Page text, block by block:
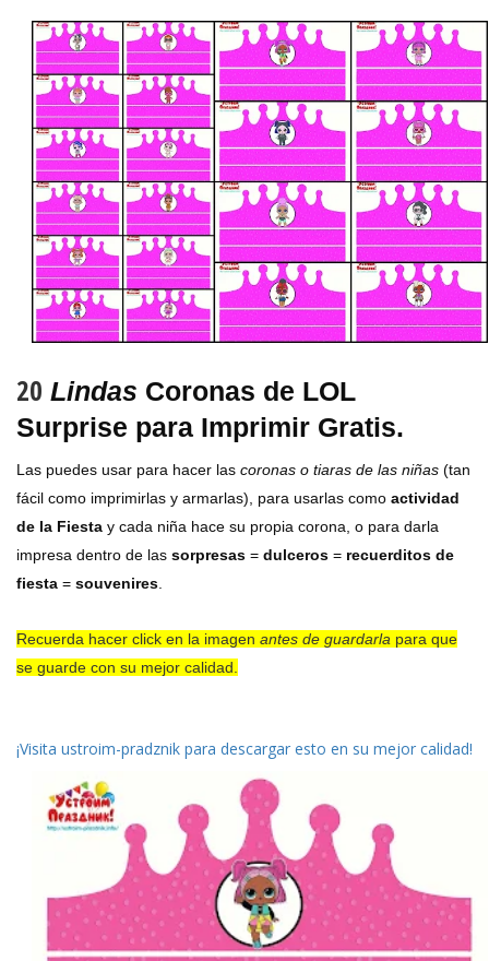
20 Lindas Coronas de LOL
Surprise para Imprimir Gratis.
Las puedes usar para hacer las coronas o tiaras de las niñas (tan
fácil como imprimirlas y armarlas), para usarlas como actividad
de la Fiesta y cada niña hace su propia corona, o para darla
impresa dentro de las sorpresas = dulceros = recuerditos de
fiesta = souvenires.
Recuerda hacer click en la imagen antes de guardarla para que
se guarde con su mejor calidad.
¡Visita ustroim-pradznik para descargar esto en su mejor calidad!